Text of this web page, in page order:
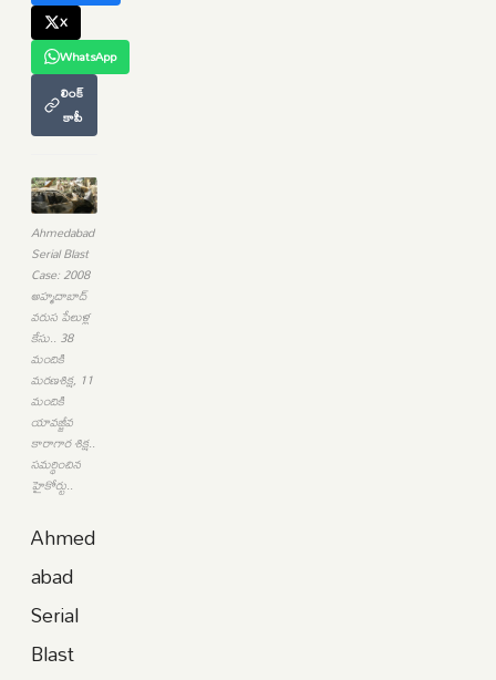
X
WhatsApp
లింక్
కాపీ
Ahmedabad
Serial Blast
Case: 2008
అహ్మదాబాద్
వరుస పేలుళ్ల
కేసు.. 38
మందికి
మరణశిక్ష, 11
మందికి
యావజ్జీవ
కారాగార శిక్ష..
సమర్థించిన
హైకోర్టు..
Ahmed
abad
Serial
Blast